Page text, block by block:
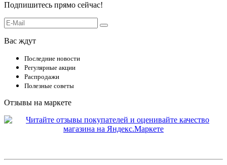
Подпишитесь прямо сейчас!
Вас ждут
Последние новости
Регулярные акции
Распродажи
Полезные советы
Отзывы на маркете